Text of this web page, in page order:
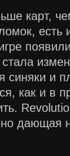
карт,
синяки и
как и в
дающая